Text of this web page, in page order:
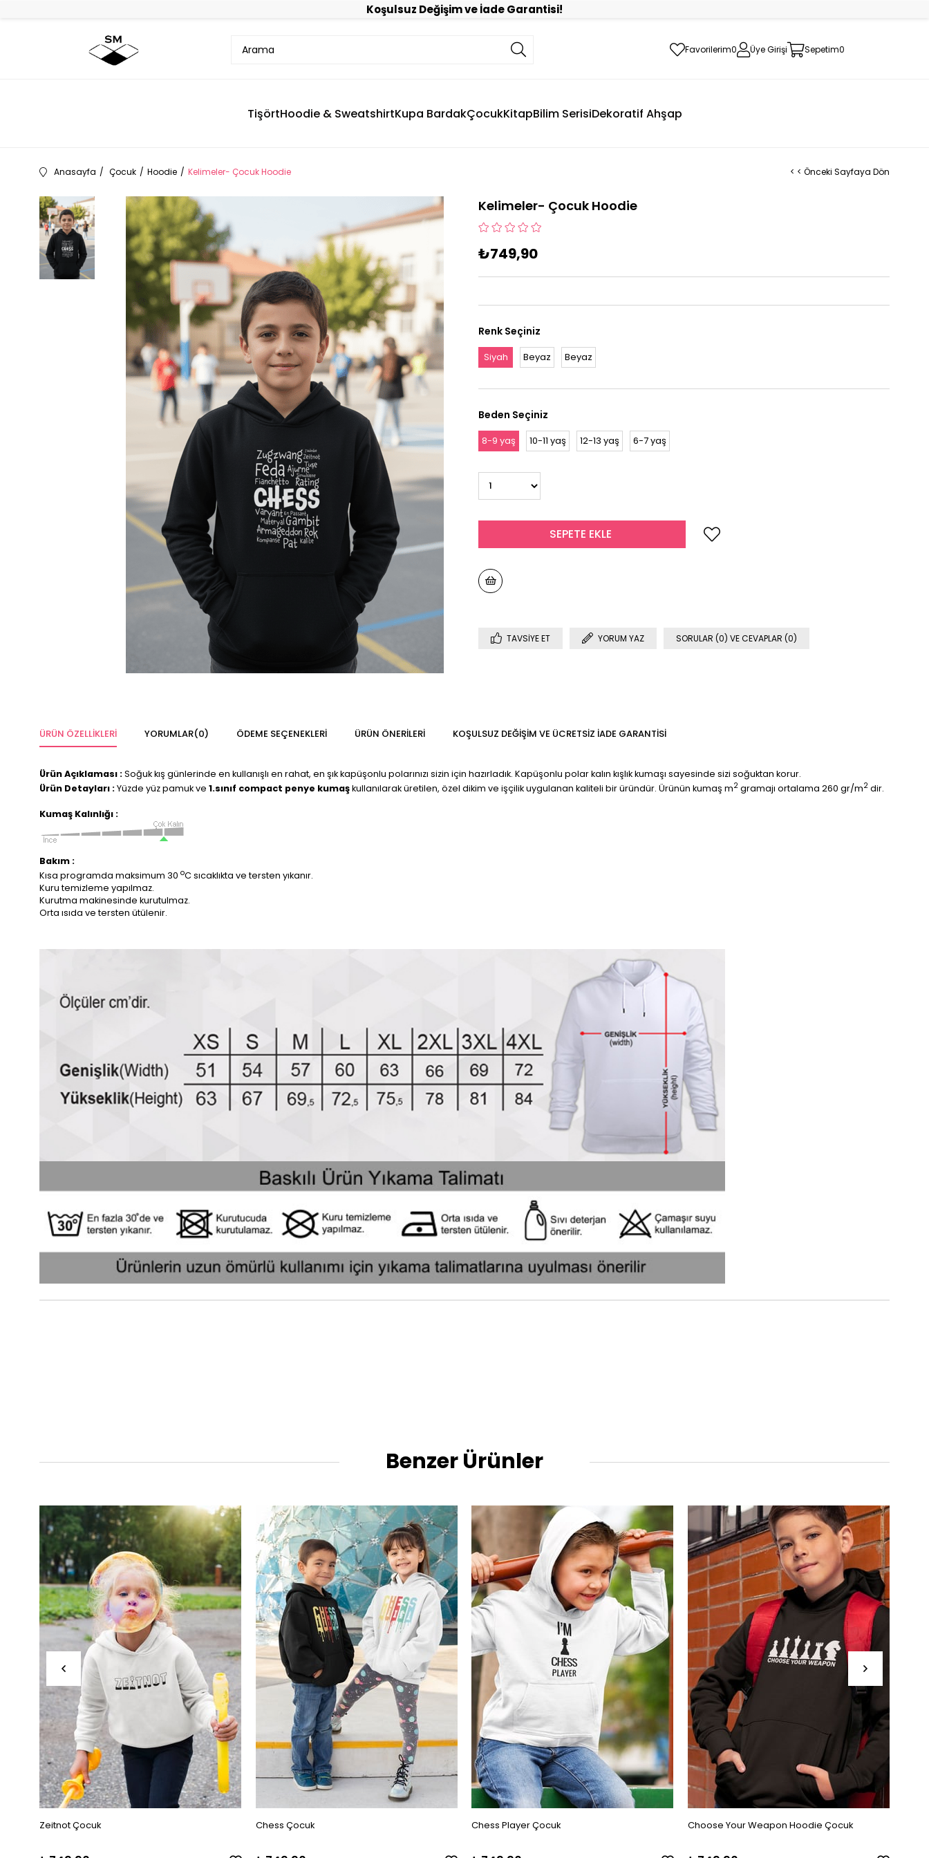
Koşulsuz Değişim ve İade Garantisi!
Favorilerim0 Üye Girişi Sepetim0
TişörtHoodie & SweatshirtKupa BardakÇocukKitapBilim SerisiDekoratif Ahşap
Anasayfa Çocuk Hoodie Kelimeler- Çocuk Hoodie < < Önceki Sayfaya Dön
Kelimeler- Çocuk Hoodie
₺749,90
Renk Seçiniz
Siyah Beyaz Beyaz
Beden Seçiniz
8-9 yaş 10-11 yaş 12-13 yaş 6-7 yaş
TAVSIYE ET YORUM YAZ SORULAR (0) VE CEVAPLAR (0)
ÜRÜN ÖZELLIKLERI YORUMLAR(0) ÖDEME SEÇENEKLERI ÜRÜN ÖNERILERI KOŞULSUZ DEĞIŞIM VE ÜCRETSIZ İADE GARANTISI
Ürün Açıklaması :Soğuk kış günlerinde en kullanışlı en rahat, en şık kapüşonlu polarınızı sizin için hazırladık. Kapüşonlu polar kalın kışlık kumaşı sayesinde sizi soğuktan korur.
Ürün Detayları :Yüzde yüz pamuk ve 1.sınıf compact penye kumaşkullanılarak üretilen, özel dikim ve işçilik uygulanan kaliteli bir üründür. Ürünün kumaş m2 gramajı ortalama 260 gr/m2 dir.
Kumaş Kalınlığı :
Bakım :
Kısa programda maksimum 30 oC sıcaklıkta ve tersten yıkanır.
Kuru temizleme yapılmaz.
Kurutma makinesinde kurutulmaz.
Orta ısıda ve tersten ütülenir.
Benzer Ürünler
Zeitnot Çocuk Chess Çocuk Chess Player Çocuk Choose Your Weapon Hoodie Çocuk